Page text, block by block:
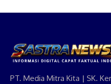
PT. Media Mitra Kita | SK.